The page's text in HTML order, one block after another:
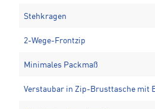
Stehkragen
2-Wege-Frontzip
Minimales Packmaß
Verstaubar in Zip-Brusttasche mit